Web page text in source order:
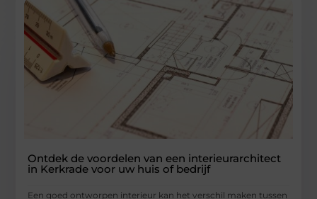
Ontdek de voordelen van een interieurarchitect
in Kerkrade voor uw huis of bedrijf
Een goed ontworpen interieur kan het verschil maken tussen